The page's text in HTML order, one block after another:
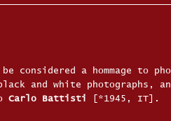
be considered a hommage to
and white photographs,
Carlo Battisti [*1945, IT].